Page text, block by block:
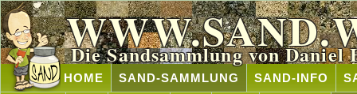
Die Sandsammlung von Daniel
HOME SAND-SAMMLUNG SAND-INFO